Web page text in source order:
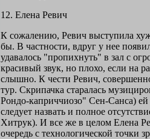
12. Елена Ревич
К сожалению, Ревич выступила
бы. В частности, вдруг у нее
удавалось "пропихнуть" в зал с
красивый звук, но плохо, если на
слышно. К чести Ревич,
тур. Скрипачка старалась
Рондо-каприччиозо" Сен-Санса) ей
следует назвать и полное
Хитрук). И все же в целом Елена
очередь с технологической точки